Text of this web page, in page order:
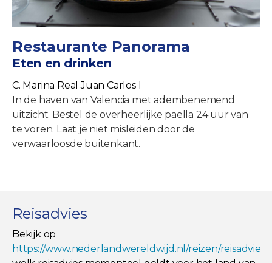
Restaurante Panorama
Eten en drinken
C. Marina Real Juan Carlos I
In de haven van Valencia met adembenemend
uitzicht. Bestel de overheerlijke paella 24 uur van
te voren. Laat je niet misleiden door de
verwaarloosde buitenkant.
Reisadvies
Bekijk op
https://www.nederlandwereldwijd.nl/reizen/